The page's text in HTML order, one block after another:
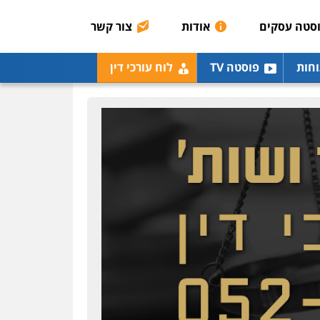
עסקים אודות צור קשר
פוסטה TV לוח עורכי דין
מחיקת כתבות מגוגל
ודחיקת אזכורים שליליים
דין
0522508109
אחסון אתרים
תמיכה
לעורכי דין
שירותים מקצועיים לעורכי
מאיה בלום, עו"ס,
טיפול ושיקום